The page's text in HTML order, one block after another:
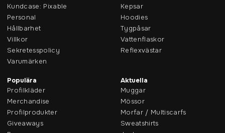
Kundcase: Pixable
Personal
Hållbarhet
Villkor
Sekretesspolicy
Varumärken
Kepsar
Hoodies
Tygpåsar
Vattenflaskor
Reflexvästar
Populära
Profilkläder
Merchandise
Profilprodukter
Giveaways
Aktuella
Muggar
Mössor
Morfar / Multiscarfs
Sweatshirts